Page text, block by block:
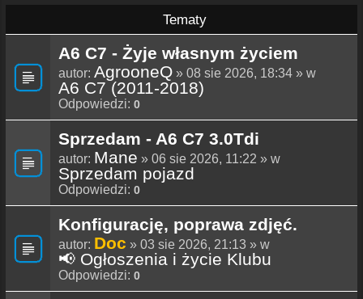
Tematy
A6 C7 - Żyje własnym życiem
autor: AgrooneQ » 08 sie 2026, 18:34 » w
A6 C7 (2011-2018)
Odpowiedzi: 0
Sprzedam - A6 C7 3.0Tdi
autor: Mane » 06 sie 2026, 11:22 » w
Sprzedam pojazd
Odpowiedzi: 0
Konfigurację, poprawa zdjęć.
autor: Doc » 03 sie 2026, 21:13 » w
📢 Ogłoszenia i życie Klubu
Odpowiedzi: 0